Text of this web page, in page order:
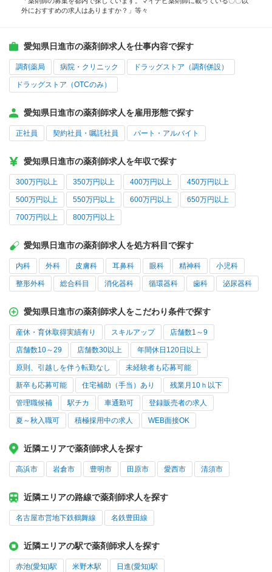
外におすすめの求人はありますか？」等々
愛知県日進市の薬剤師求人を仕事内容で探す
調剤薬局 病院・クリニック ドラッグストア（調剤併設）
ドラッグストア（OTCのみ）
愛知県日進市の薬剤師求人を雇用形態で探す
正社員 契約社員・嘱託社員 パート・アルバイト
愛知県日進市の薬剤師求人を年収で探す
300万円以上 350万円以上 400万円以上 450万円以上
500万円以上 550万円以上 600万円以上 650万円以上
700万円以上 800万円以上
愛知県日進市の薬剤師求人を処方科目で探す
内科 外科 皮膚科 耳鼻科 眼科 精神科 小児科
整形外科 総合科目 消化器科 循環器科 歯科 泌尿器科
愛知県日進市の薬剤師求人をこだわり条件で探す
産休・育休取得実績有り スキルアップ 店舗数1～9
店舗数10～29 店舗数30以上 年間休日120日以上
原則、引越しを伴う転勤なし 未経験者も応募可能
新卒も応募可能 住宅補助（手当）あり 残業月10ｈ以下
管理職候補 駅チカ 車通勤可 登録販売者の求人
夏～秋入職可 積極採用中の求人 WEB面接OK
近隣エリアで薬剤師求人を探す
高浜市 岩倉市 豊明市 田原市 愛西市 清須市
近隣エリアの路線で薬剤師求人を探す
名古屋市営地下鉄鶴舞線 名鉄豊田線
近隣エリアの駅で薬剤師求人を探す
赤池(愛知)駅 米野木駅 日進(愛知)駅